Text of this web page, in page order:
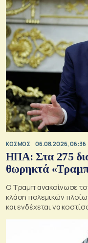
ΚΟΣΜΟΣ 06.08.2026, 06:36
ΗΠΑ: Στα 275
θωρηκτά
Ο Τραμπ ανακοίνωσε
κλάση πολεμικών
και ενδέχεται να